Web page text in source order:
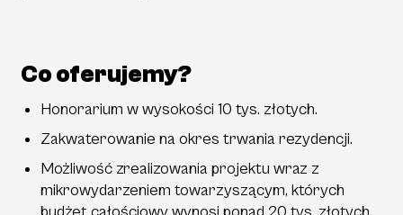
Co oferujemy?
Honorarium w wysokości 10 tys. złotych.
Zakwaterowanie na okres trwania rezydencji.
Możliwość zrealizowania projektu wraz z
mikrowydarzeniem towarzyszącym, których